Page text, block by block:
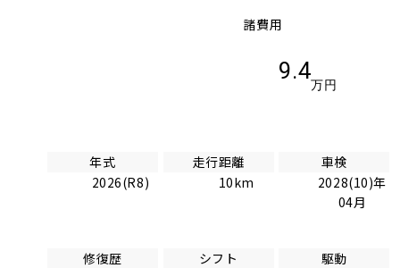
諸費用
9.4
万円
年式
2026(R8)
走行距離
10km
車検
2028(10)年
04月
修復歴
シフト
駆動